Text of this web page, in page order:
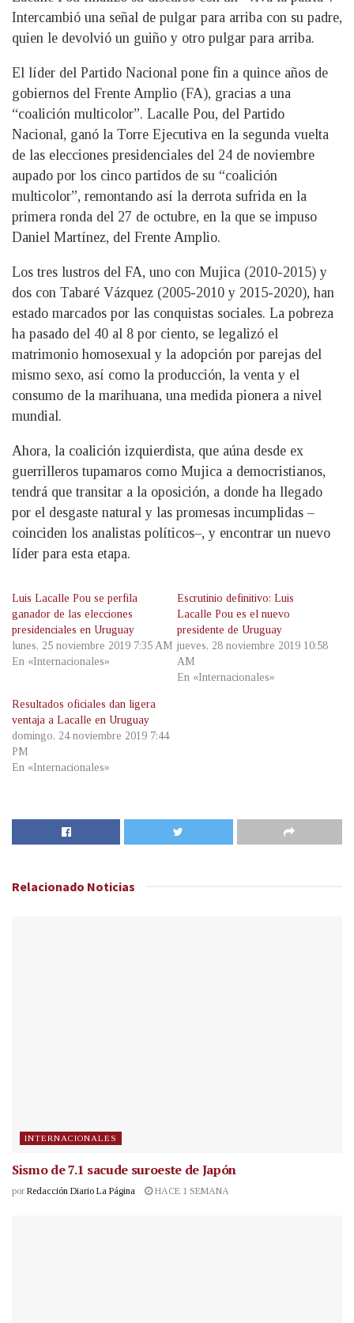
Intercambió una señal de pulgar para arriba con su padre,
quien le devolvió un guiño y otro pulgar para arriba.
El líder del Partido Nacional pone fin a quince años de
gobiernos del Frente Amplio (FA), gracias a una
“coalición multicolor”. Lacalle Pou, del Partido
Nacional, ganó la Torre Ejecutiva en la segunda vuelta
de las elecciones presidenciales del 24 de noviembre
aupado por los cinco partidos de su “coalición
multicolor”, remontando así la derrota sufrida en la
primera ronda del 27 de octubre, en la que se impuso
Daniel Martínez, del Frente Amplio.
Los tres lustros del FA, uno con Mujica (2010-2015) y
dos con Tabaré Vázquez (2005-2010 y 2015-2020), han
estado marcados por las conquistas sociales. La pobreza
ha pasado del 40 al 8 por ciento, se legalizó el
matrimonio homosexual y la adopción por parejas del
mismo sexo, así como la producción, la venta y el
consumo de la marihuana, una medida pionera a nivel
mundial.
Ahora, la coalición izquierdista, que aúna desde ex
guerrilleros tupamaros como Mujica a democristianos,
tendrá que transitar a la oposición, a donde ha llegado
por el desgaste natural y las promesas incumplidas –
coinciden los analistas políticos–, y encontrar un nuevo
líder para esta etapa.
Luis Lacalle Pou se perfila
ganador de las elecciones
presidenciales en Uruguay
lunes, 25 noviembre 2019 7:35 AM
En «Internacionales»
Escrutinio definitivo: Luis
Lacalle Pou es el nuevo
presidente de Uruguay
jueves, 28 noviembre 2019 10:58
AM
En «Internacionales»
Resultados oficiales dan ligera
ventaja a Lacalle en Uruguay
domingo, 24 noviembre 2019 7:44
PM
En «Internacionales»
Relacionado Noticias
INTERNACIONALES
Sismo de 7.1 sacude suroeste de Japón
por Redacción Diario La Página HACE 1 SEMANA